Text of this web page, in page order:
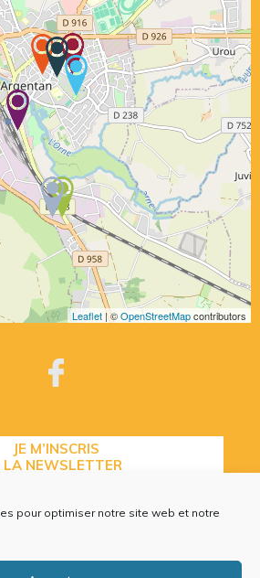
pour optimiser notre site web et notre
Leaflet | ©OpenStreetMapcontributors
JE M’INSCRIS
LA NEWSLETTER